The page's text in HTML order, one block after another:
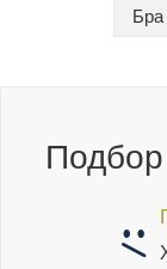
Бра